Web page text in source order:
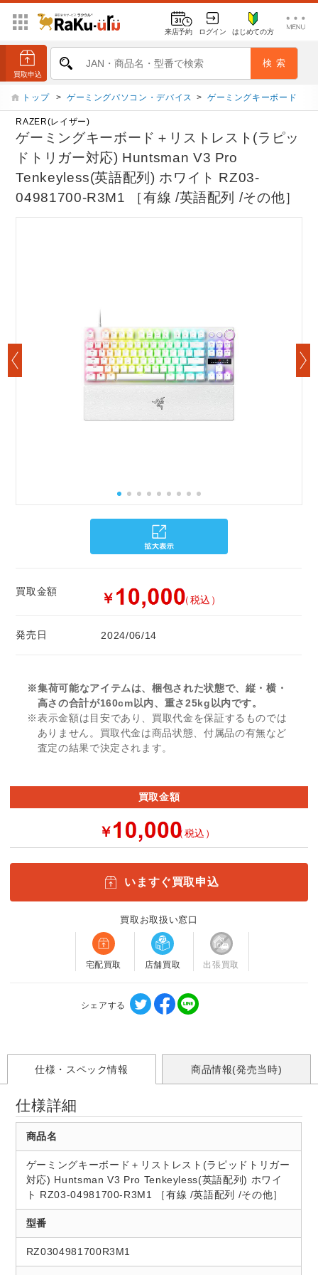
来店予約 ログイン はじめての方
トップ > ゲーミングパソコン・デバイス > ゲーミングキーボード
RAZER(レイザー)
ゲーミングキーボード＋リストレスト(ラピッ
ドトリガー対応) Huntsman V3 Pro
Tenkeyless(英語配列) ホワイト RZ03-
04981700-R3M1 ［有線 /英語配列 /その他］
買取金額 ￥ （税込）
発売日 2024/06/14
※集荷可能なアイテムは、梱包された状態で、縦・横・
高さの合計が160cm以内、重さ25kg以内です。
※表示金額は目安であり、買取代金を保証するものでは
ありません。買取代金は商品状態、付属品の有無など
査定の結果で決定されます。
買取金額
￥ （税込）
いますぐ買取申込
買取お取扱い窓口
宅配買取 店舗買取 出張買取
シェアする
仕様・スペック情報 商品情報(発売当時)
仕様詳細
商品名
ゲーミングキーボード＋リストレスト(ラピッドトリガー
対応) Huntsman V3 Pro Tenkeyless(英語配列) ホワイ
ト RZ03-04981700-R3M1 ［有線 /英語配列 /その他］
型番
RZ0304981700R3M1